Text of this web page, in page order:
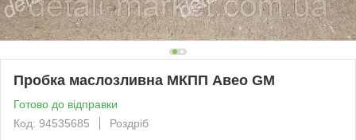
Пробка маслозливна МКПП Авео GM
Готово до відправки
Код: 94535685
Роздріб